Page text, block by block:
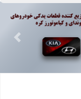
Previous